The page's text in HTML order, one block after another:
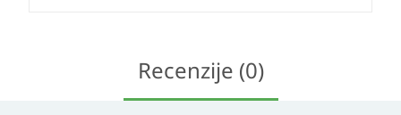
Recenzije (0)